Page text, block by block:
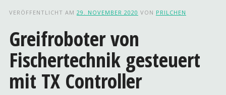
VERÖFFENTLICHT AM 29. NOVEMBER 2020 VON PRILCHEN
Greifroboter von
Fischertechnik gesteuert
mit TX Controller